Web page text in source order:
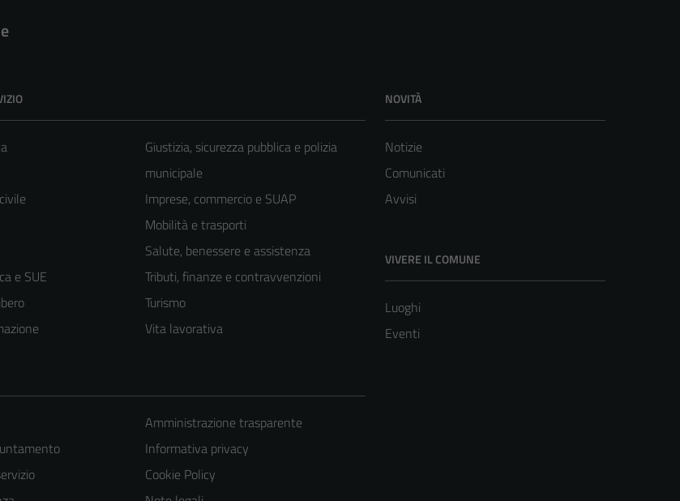
e SUE
Giustizia, sicurezza pubblica e polizia
municipale
Imprese, commercio e SUAP
Mobilità e trasporti
Salute, benessere e assistenza
Tributi, finanze e contravvenzioni
Turismo
Vita lavorativa
NOVITÀ
Notizie
Comunicati
Avvisi
VIVERE IL COMUNE
Luoghi
Eventi
Amministrazione trasparente
Informativa privacy
Cookie Policy
Tecnici
Questi cookie
sono necessari
per il